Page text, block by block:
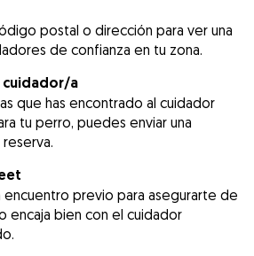
postal o dirección para ver una
de confianza en tu zona.
cuidador/a
que has encontrado al cuidador
tu perro, puedes enviar una
encuentro previo para asegurarte de
encaja bien con el cuidador